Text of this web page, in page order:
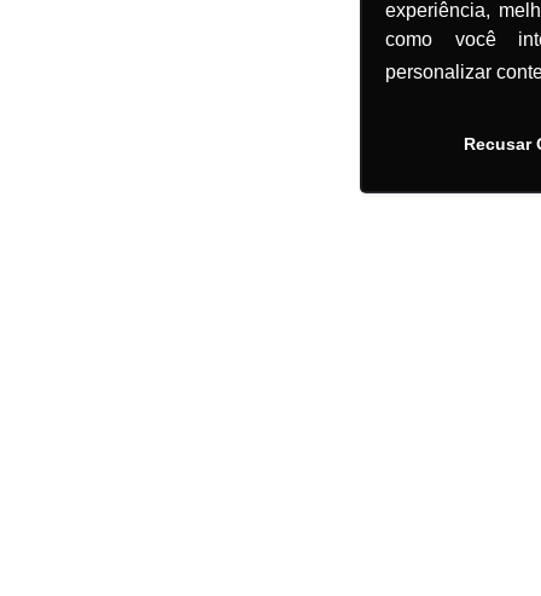
experiência,
como você
personalizar
Recusar